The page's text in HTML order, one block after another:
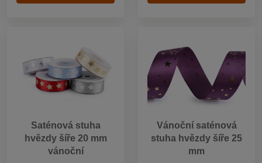
Saténová stuha
hvězdy šíře 20 mm
vánoční
Vánoční saténová
stuha hvězdy šíře 25
mm